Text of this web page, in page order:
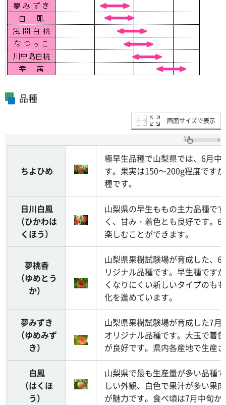
品種
画面サイズで表示
ちよひめ
極早生品種で山梨県では、6月
す。果実は150～200g程度です
種です。
日川白鳳
（ひかわは
くほう）
山梨県の早生ももの主力品種で
く、甘み・着色とも良好です。
楽しむことができます。
夢桃香
（ゆめとう
か）
山梨県果樹試験場が育成した、
リジナル品種です。早生種です
くなりにくい新しいタイプのも
化を進めています。
夢みずき
（ゆめみず
き）
山梨県果樹試験場が育成した7
オリジナル品種です。大玉で着
が良好です。県内各産地で生産
白鳳
（はくほ
う）
山梨県で最も生産量が多い品種
しい外観、白色で果汁が多い果
が魅力です。食べ頃は7月中旬か